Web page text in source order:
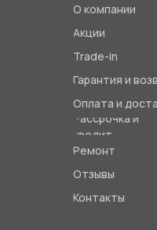
О компании
Акции
Trade-in
Гарантия и
Оплата и
Рассрочка и
кредит
Ремонт
Отзывы
Контакты